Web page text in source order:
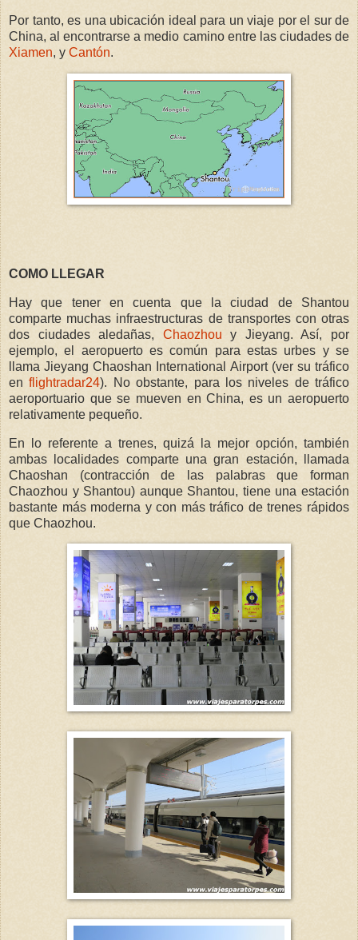
Por tanto, es una ubicación ideal para un viaje por el sur de
China, al encontrarse a medio camino entre las ciudades de
Xiamen, y Cantón.
COMO LLEGAR
Hay que tener en cuenta que la ciudad de Shantou
comparte muchas infraestructuras de transportes con otras
dos ciudades aledañas, Chaozhou y Jieyang. Así, por
ejemplo, el aeropuerto es común para estas urbes y se
llama Jieyang Chaoshan International Airport (ver su tráfico
en flightradar24). No obstante, para los niveles de tráfico
aeroportuario que se mueven en China, es un aeropuerto
relativamente pequeño.
En lo referente a trenes, quizá la mejor opción, también
ambas localidades comparte una gran estación, llamada
Chaoshan (contracción de las palabras que forman
Chaozhou y Shantou) aunque Shantou, tiene una estación
bastante más moderna y con más tráfico de trenes rápidos
que Chaozhou.